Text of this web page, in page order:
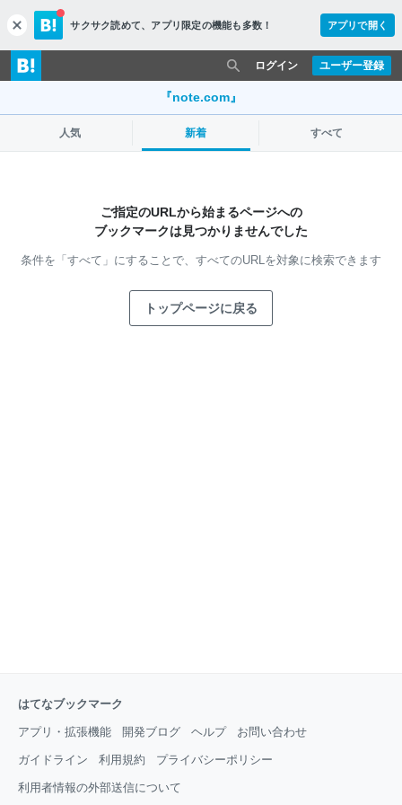
c
l
o
s
サクサク読めて、 アプリ限定の機能も多数！ アプリで開く
ユーザー登録
ログイン
『note.com』
人気 新着 すべて
ご指定のURLから始まるページへの
ブックマークは見つかりませんでした
条件を「すべて」にすることで、 すべてのURLを対象に検索できます
トップページに戻る
はてなブックマーク
アプリ・拡張機能 開発ブログ ヘルプ お問い合わせ
ガイドライン 利用規約 プライバシーポリシー
利用者情報の外部送信について